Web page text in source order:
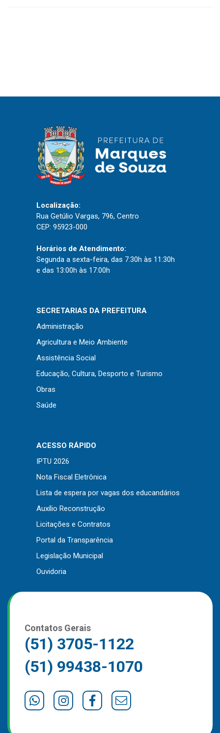
Localização:
Rua Getúlio Vargas, 796, Centro
CEP: 95923-000
Horários de Atendimento:
Segunda a sexta-feira, das 7:30h às 11:30h
e das 13:00h às 17:00h
SECRETARIAS DA PREFEITURA
Administração
Agricultura e Meio Ambiente
Assistência Social
Educação, Cultura, Desporto e Turismo
Obras
Saúde
ACESSO RÁPIDO
IPTU 2026
Nota Fiscal Eletrônica
Lista de espera por vagas dos educandários
Auxílio Reconstrução
Licitações e Contratos
Portal da Transparência
Legislação Municipal
Ouvidoria
Contatos Gerais
(51) 3705-1122
(51) 99438-1070